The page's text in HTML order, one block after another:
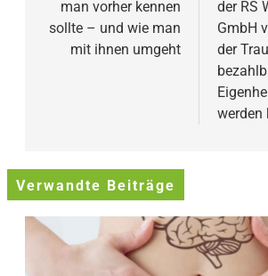
man vorher kennen
sollte – und wie man
mit ihnen umgeht
der RS
GmbH
der
werden
Verwandte Beiträge